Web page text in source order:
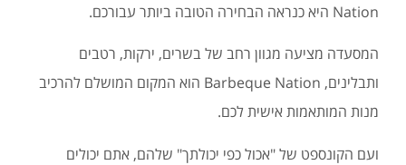
Nation היא כנראה הבחירה הטובה ביותר עבורכם.
המסעדה מציעה מגוון רחב של בשרים, ירקות, רטבים
ותבלינים, Barbeque Nation הוא המקום המושלם להרכיב
מנות המותאמות אישית לכם.
ועם הקונספט של "אכול כפי יכולתך" שלהם, אתם יכולים